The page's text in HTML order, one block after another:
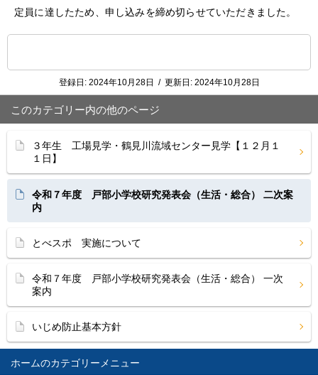
ホーム
定員に達したため、申し込みを締め切らせていただきました。
登録日: 2024年10月28日 / 更新日: 2024年10月28日
このカテゴリー内の他のページ
３年生 工場見学・鶴見川流域センター見学【１２月１
１日】
令和７年度 戸部小学校研究発表会（生活・総合） 二次案
内
とべスポ 実施について
令和７年度 戸部小学校研究発表会（生活・総合） 一次
案内
いじめ防止基本方針